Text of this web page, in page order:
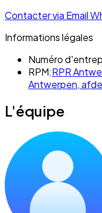
Contacter via Email
Informations légales
Numéro
RPM:RPR
Antwerpen,
L'équipe